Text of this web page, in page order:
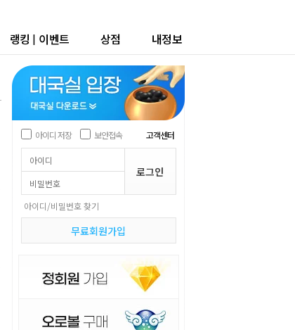
랭킹 | 이벤트 상점 내정보
아이디 저장 보안접속 고객센터
아이디/비밀번호 찾기
무료회원가입